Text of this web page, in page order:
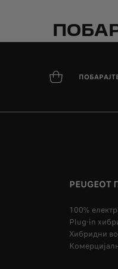
PEUGEOT
100%
Plug-in
Хибридни